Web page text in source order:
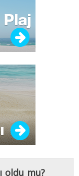
oldu mu?